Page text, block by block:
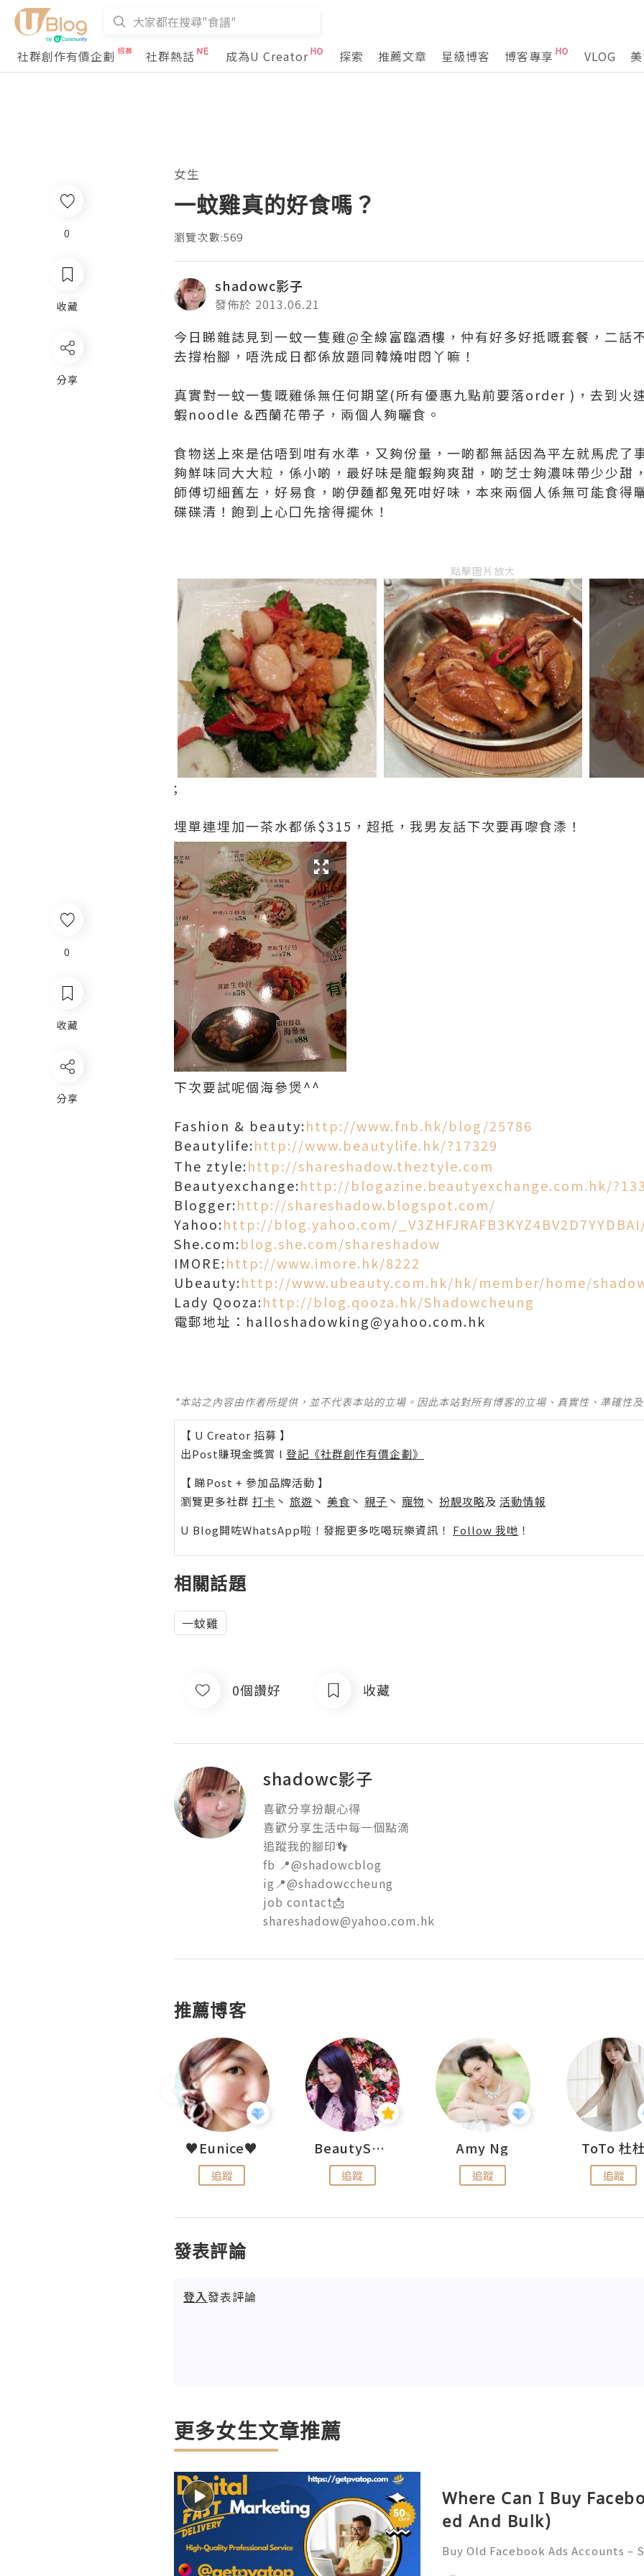
社群創作有價企劃 社群熱話 成為U Creator 探索 推薦文章 星級博客 博客專享 VLOG
0
收藏
分享
女生
一蚊雞真的好食嗎？
瀏覽次數:569
shadowc影子
發佈於 2013.06.21
今日睇雜誌見到一蚊一隻雞@全線富臨酒樓，仲有好多好抵嘅套餐，二話
去撐枱腳，唔洗成日都係放題同韓燒咁悶丫嘛！
真實對一蚊一隻嘅雞係無任何期望(所有優惠九點前要落order )，去到火
蝦noodle &西蘭花帶子，兩個人夠曬食。
食物送上來是估唔到咁有水準，又夠份量，一啲都無話因為平左就馬虎了
夠鮮味同大大粒，係小啲，最好味是龍蝦夠爽甜，啲芝士夠濃味帶少少甜
師傅切細舊左，好易食，啲伊麵都鬼死咁好味，本來兩個人係無可能食得
碟碟清！飽到上心囗先捨得擺休！
點擊圖片放大
;
埋單連埋加一茶水都係$315，超抵，我男友話下次要再嚟食潻！
下次要試呢個海參煲^^
Fashion & beauty:http://www.fnb.hk/blog/25786
Beautylife:http://www.beautylife.hk/?17329
The ztyle:http://shareshadow.theztyle.com
Beautyexchange:http://blogazine.beautyexchange.com.hk/
Blogger:http://shareshadow.blogspot.com/
Yahoo:http://blog.yahoo.com/
She.com:blog.she.com/shareshadow
IMORE:http://www.imore.hk/8222
Ubeauty:http://www.ubeauty.com.hk/hk/member/home/
Lady Qooza:http://blog.qooza.hk/Shadowcheung
電郵地址：halloshadowking@yahoo.com.hk
*本站之內容由作者所提供，並不代表本站的立場。因此本站對所有博客的立場、真實性、準確性
【 U Creator 招募 】
出Post賺現金獎賞 l 登記《社群創作有價企劃》
【 睇Post + 參加品牌活動 】
瀏覽更多社群 打卡 丶 旅遊 丶 美食 丶 親子 丶 寵物 丶 扮靚攻略及 活動情報
U Blog開咗WhatsApp啦！發掘更多吃喝玩樂資訊！ Follow 我哋 ！
相關話題
一蚊雞
0個讚好 收藏
shadowc影子
喜歡分享扮靚心得
喜歡分享生活中每一個點滴
追蹤我的腳印👣
fb 📍@shadowcblog
ig📍@shadowccheung
job contact📩
shareshadow@yahoo.com.hk
推薦博客
♥Eunice♥
追蹤
BeautySearch
追蹤
Amy Ng
追蹤
ToTo 杜
追蹤
發表評論
登入發表評論
更多女生文章推薦
Where Can I Buy
ed And Bulk)
Buy Old Facebook Ads Accounts –
0
收藏
分享